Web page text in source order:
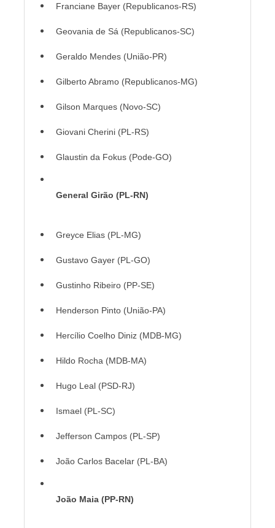
Franciane Bayer (Republicanos-RS)
Geovania de Sá (Republicanos-SC)
Geraldo Mendes (União-PR)
Gilberto Abramo (Republicanos-MG)
Gilson Marques (Novo-SC)
Giovani Cherini (PL-RS)
Glaustin da Fokus (Pode-GO)
General Girão (PL-RN)
Greyce Elias (PL-MG)
Gustavo Gayer (PL-GO)
Gustinho Ribeiro (PP-SE)
Henderson Pinto (União-PA)
Hercílio Coelho Diniz (MDB-MG)
Hildo Rocha (MDB-MA)
Hugo Leal (PSD-RJ)
Ismael (PL-SC)
Jefferson Campos (PL-SP)
João Carlos Bacelar (PL-BA)
João Maia (PP-RN)